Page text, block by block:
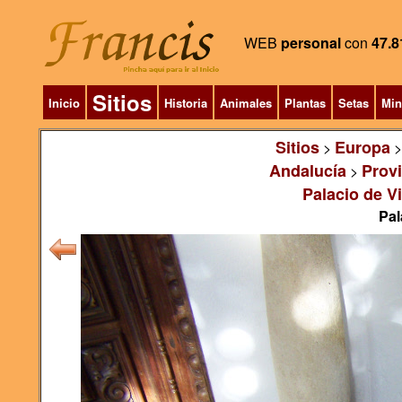
WEB personalcon
Inicio Sitios Historia Animales Plantas Setas
Sitios> Europa
Andalucía >
Palacio de